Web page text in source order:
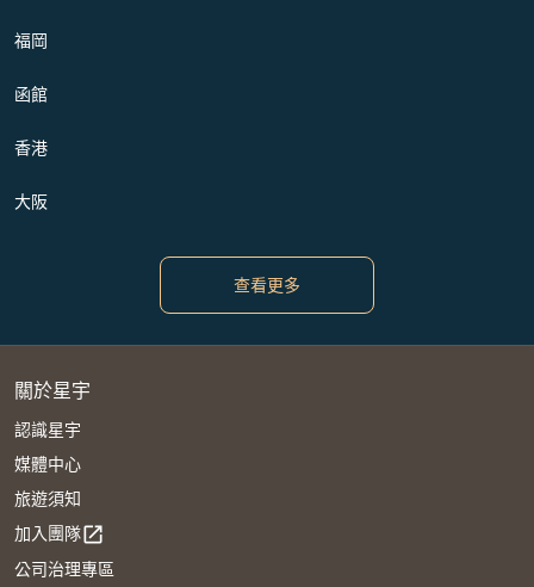
福岡
函館
香港
大阪
查看更多
關於星宇
認識星宇
媒體中心
旅遊須知
加入團隊open_in_new
公司治理專區